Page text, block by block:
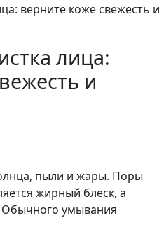
верните коже свежесть и
лица:
и
пыли и жары. Поры
жирный блеск, а
умывания